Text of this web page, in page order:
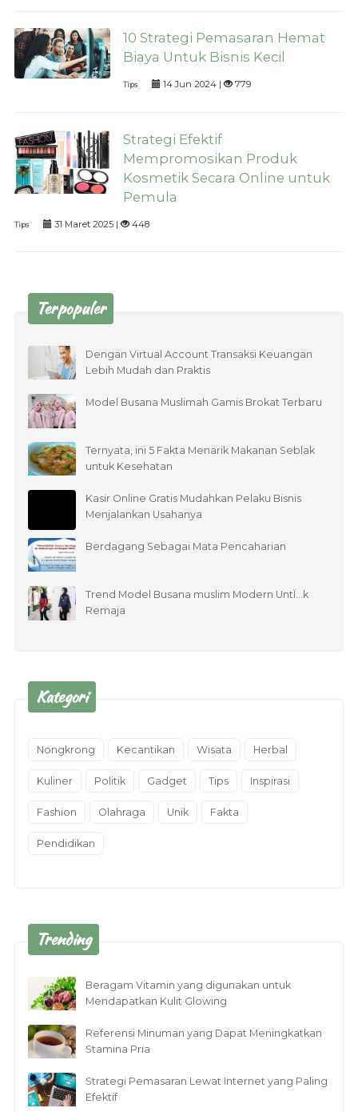
10 Strategi Pemasaran Hemat
Biaya Untuk Bisnis Kecil
Tips 14 Jun 2024 | 779
Strategi Efektif
Mempromosikan Produk
Kosmetik Secara Online untuk
Pemula
Tips 31 Maret 2025 | 448
Terpopuler
Dengan Virtual Account Transaksi Keuangan
Lebih Mudah dan Praktis
Model Busana Muslimah Gamis Brokat Terbaru
Ternyata, ini 5 Fakta Menarik Makanan Seblak
untuk Kesehatan
Kasir Online Gratis Mudahkan Pelaku Bisnis
Menjalankan Usahanya
Berdagang Sebagai Mata Pencaharian
Trend Model Busana muslim Modern UntÏ…k
Remaja
Kategori
Nongkrong Kecantikan Wisata Herbal
Kuliner Politik Gadget Tips Inspirasi
Fashion Olahraga Unik Fakta
Pendidikan
Trending
Beragam Vitamin yang digunakan untuk
Mendapatkan Kulit Glowing
Referensi Minuman yang Dapat Meningkatkan
Stamina Pria
Strategi Pemasaran Lewat Internet yang Paling
Efektif